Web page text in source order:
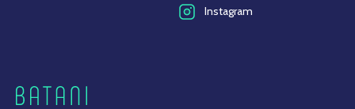
Instagram